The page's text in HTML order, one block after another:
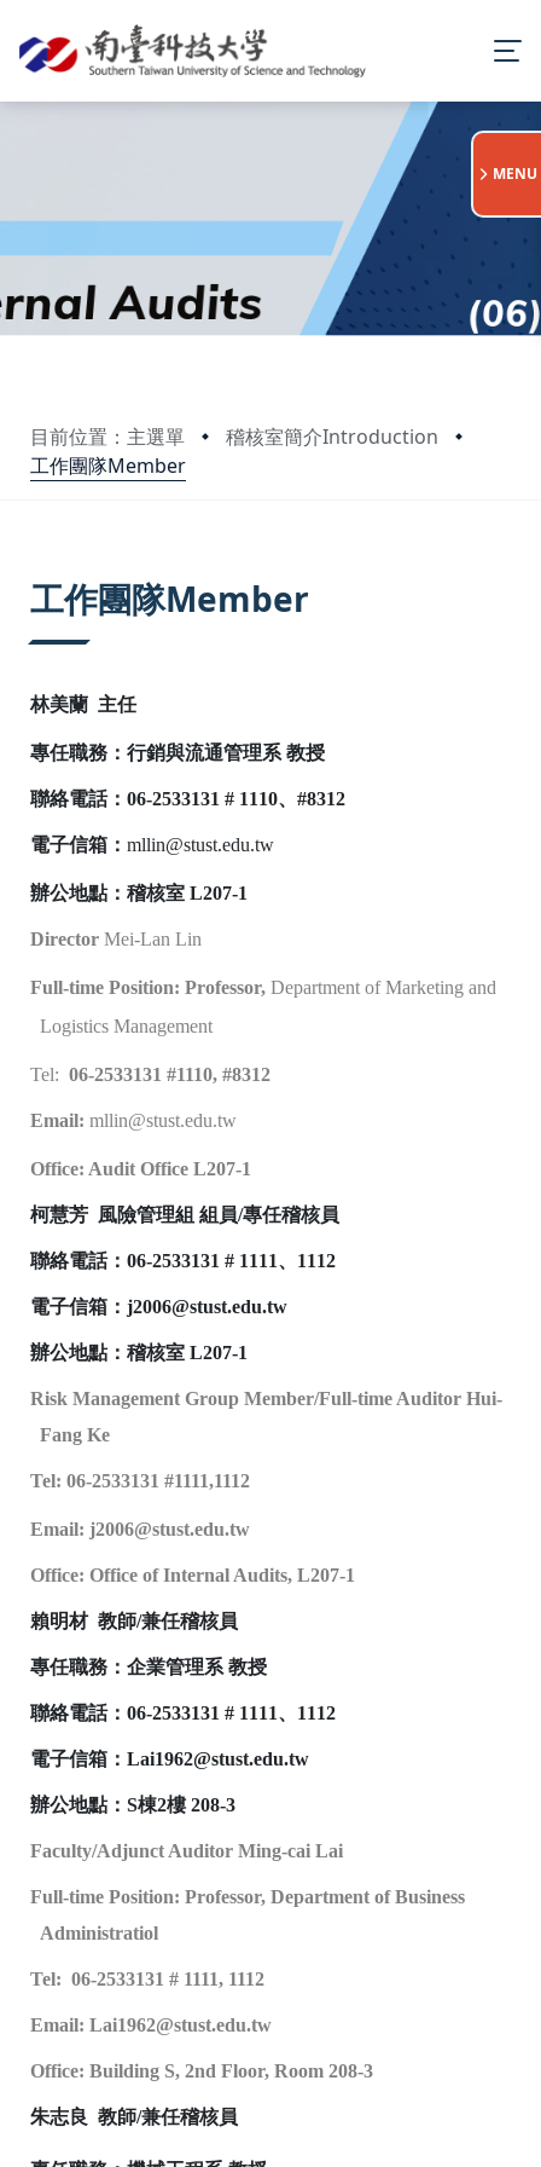
目前位置：主選單
稽核室簡介Introduction
工作團隊Member
:::
MENU
工作團隊Member
林美蘭 主任
專任職務：行銷與流通管理系 教授
聯絡電話：06-2533131 # 1110、#8312
電子信箱： mllin@stust.edu.tw
辦公地點：稽核室 L207-1
Director Mei-Lan Lin
Full-time Position: Professor, Department of Marketing and
Logistics Management
Tel: 06-2533131 #1110, #8312
Email: mllin@stust.edu.tw
Office: Audit Office L207-1
柯慧芳 風險管理組 組員/專任稽核員
聯絡電話：06-2533131 # 1111、1112
電子信箱： j2006@stust.edu.tw
辦公地點：稽核室 L207-1
Risk Management Group Member/Full-time Auditor Hui-
Fang Ke
Tel: 06-2533131 #1111,1112
Email: j2006@stust.edu.tw
Office: Office of Internal Audits, L207-1
賴明材 教師/兼任稽核員
專任職務：企業管理系 教授
聯絡電話：06-2533131 # 1111、1112
電子信箱： Lai1962@stust.edu.tw
辦公地點： S棟2樓 208-3
Faculty/Adjunct Auditor Ming-cai Lai
Full-time Position: Professor, Department of Business
Administratiol
Tel: 06-2533131 # 1111, 1112
Email: Lai1962@stust.edu.tw
Office: Building S, 2nd Floor, Room 208-3
朱志良 教師/兼任稽核員